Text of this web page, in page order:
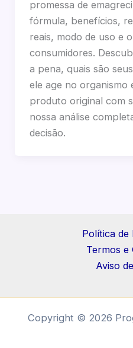
promessa de
fórmula, benefícios,
reais, modo de uso e
consumidores.
a pena, quais são
ele age no organismo
produto original com
nossa análise
decisão.
Política de
Termos e
Aviso
Copyright © 2026